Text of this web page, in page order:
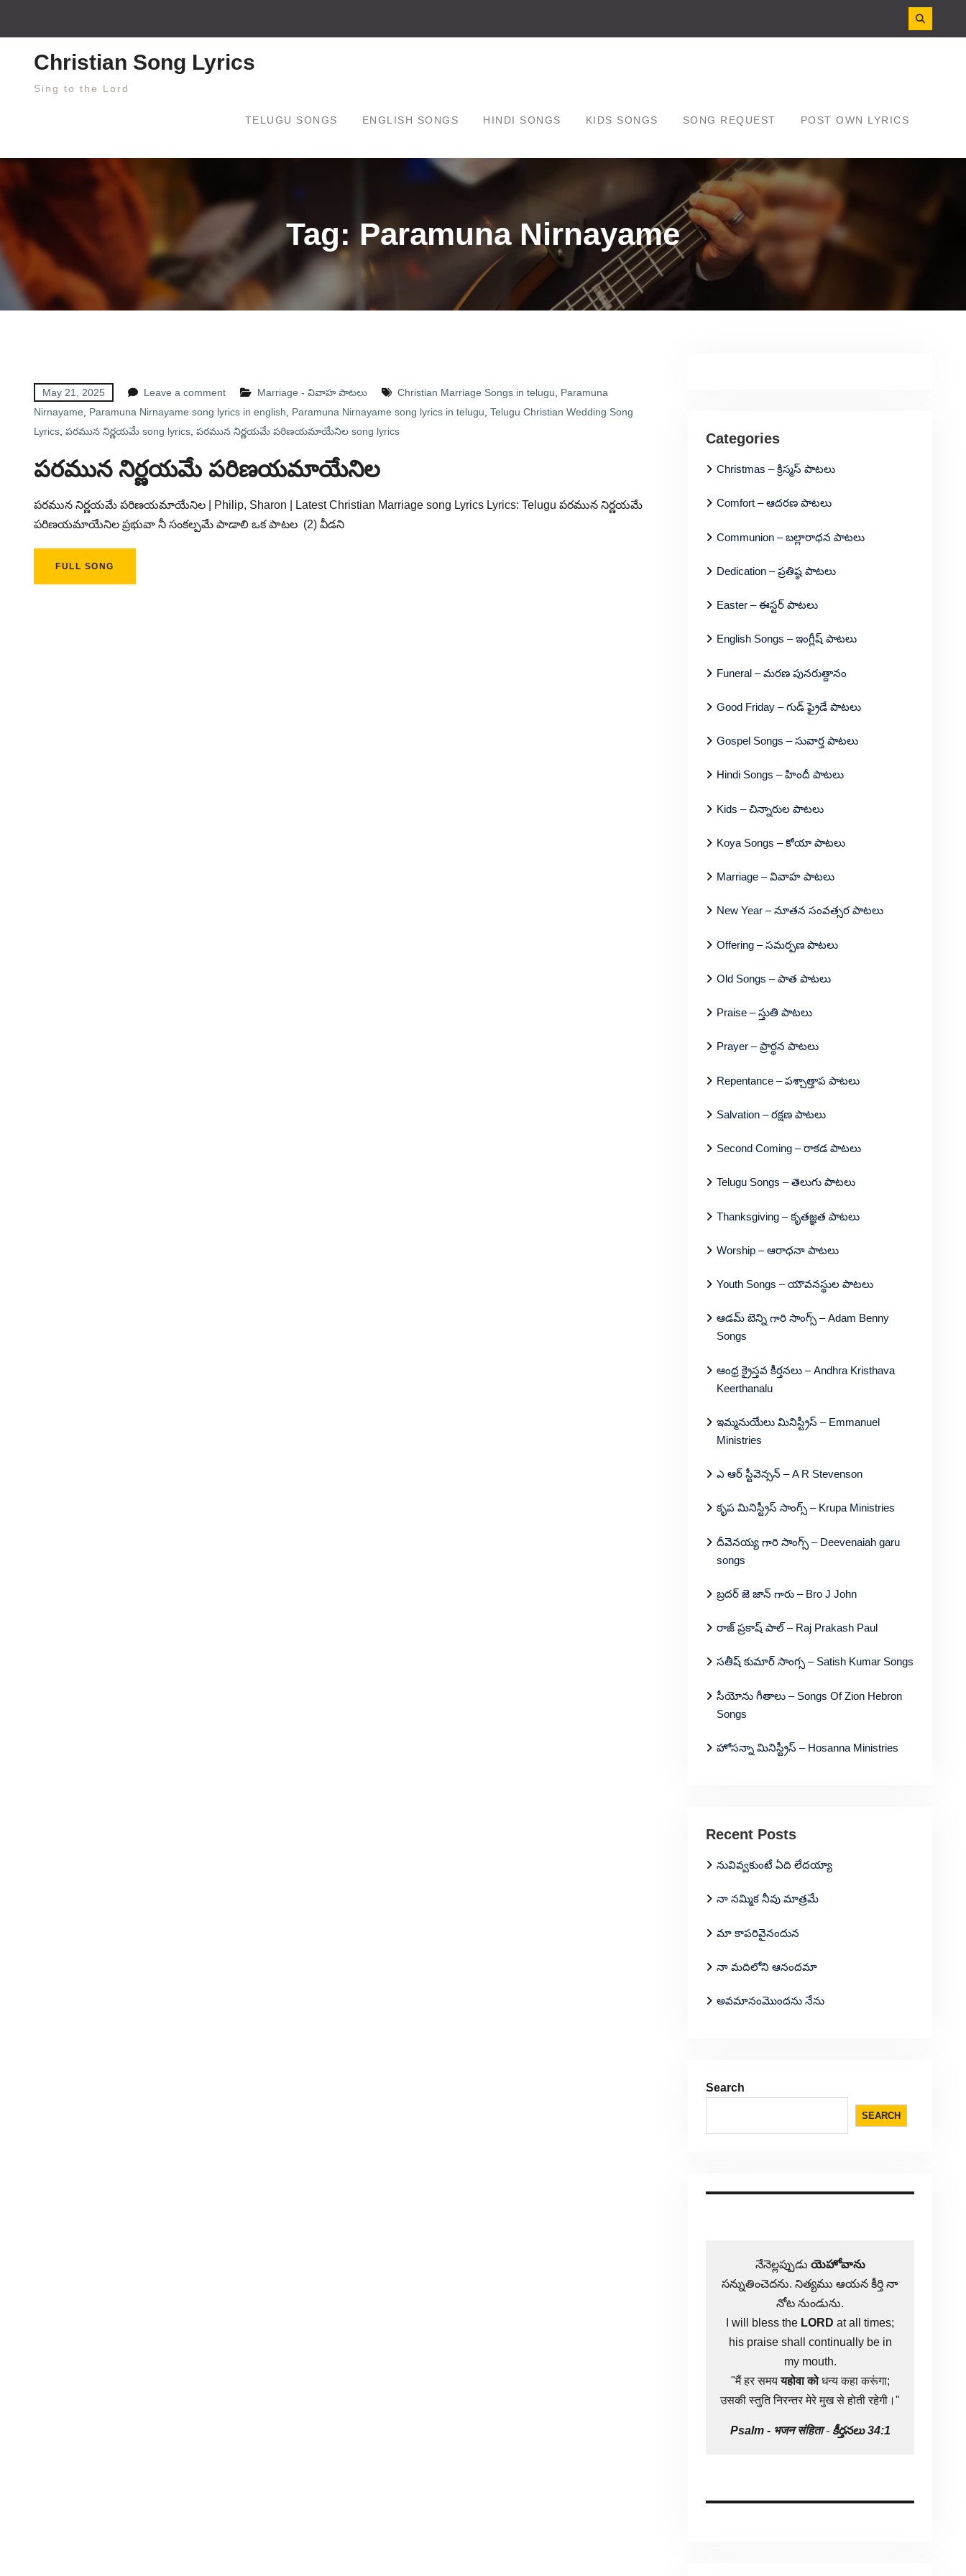
Christian Song Lyrics
Sing to the Lord
TELUGU SONGS ENGLISH SONGS HINDI SONGS KIDS SONGS SONG REQUEST POST OWN LYRICS
Tag: Paramuna Nirnayame
May 21, 2025 Leave a comment Marriage - వివాహ పాటలు Christian Marriage Songs in telugu
Paramuna
Nirnayame
Paramuna Nirnayame song lyrics in english Paramuna Nirnayame song lyrics in telugu Telugu Christian Wedding Song
Lyrics పరమున నిర్ణయమే song lyrics పరమున నిర్ణయమే పరిణయమాయేనిల song lyrics
పరమున నిర్ణయమే పరిణయమాయేనిల
పరమున నిర్ణయమే పరిణయమాయేనిల | Philip, Sharon | Latest Christian Marriage song Lyrics Lyrics: Telugu పరమున నిర్ణయమే
పరిణయమాయేనిల ప్రభువా నీ సంకల్పమే పాడాలి ఒక పాటల (2) వీడని
FULL SONG
Categories
Christmas – క్రిస్మస్ పాటలు
Comfort – ఆదరణ పాటలు
Communion – బల్లారాధన పాటలు
Dedication – ప్రతిష్ఠ పాటలు
Easter – ఈస్టర్ పాటలు
English Songs – ఇంగ్లీష్ పాటలు
Funeral – మరణ పునరుత్దానం
Good Friday – గుడ్ ఫ్రైడే పాటలు
Gospel Songs – సువార్త పాటలు
Hindi Songs – హిందీ పాటలు
Kids – చిన్నారుల పాటలు
Koya Songs – కోయా పాటలు
Marriage – వివాహ పాటలు
New Year – నూతన సంవత్సర పాటలు
Offering – సమర్పణ పాటలు
Old Songs – పాత పాటలు
Praise – స్తుతి పాటలు
Prayer – ప్రార్థన పాటలు
Repentance – పశ్చాత్తాప పాటలు
Salvation – రక్షణ పాటలు
Second Coming – రాకడ పాటలు
Telugu Songs – తెలుగు పాటలు
Thanksgiving – కృతజ్ఞత పాటలు
Worship – ఆరాధనా పాటలు
Youth Songs – యౌవనస్థుల పాటలు
ఆడమ్ బెన్ని గారి సాంగ్స్ – Adam Benny
Songs
ఆంధ్ర క్రైస్తవ కీర్తనలు – Andhra Kristhava
Keerthanalu
ఇమ్మనుయేలు మినిస్ట్రీస్ – Emmanuel
Ministries
ఎ ఆర్ స్టీవెన్సన్ – A R Stevenson
కృప మినిస్ట్రీస్ సాంగ్స్ – Krupa Ministries
దీవెనయ్య గారి సాంగ్స్ – Deevenaiah garu
songs
బ్రదర్ జె జాన్ గారు – Bro J John
రాజ్ ప్రకాష్ పాల్ – Raj Prakash Paul
సతీష్ కుమార్ సాంగ్స – Satish Kumar Songs
సీయోను గీతాలు – Songs Of Zion Hebron
Songs
హోసన్నా మినిస్ట్రీస్ – Hosanna Ministries
Recent Posts
నువివ్వకుంటే ఏది లేదయ్యా
నా నమ్మిక నీవు మాత్రమే
మా కాపరివైనందున
నా మదిలోని ఆనందమా
అవమానంమొందను నేను
Search
SEARCH
నేనెల్లప్పుడు యెహోవాను
సన్నుతించెదను. నిత్యము ఆయన కీర్తి నా
నోట నుండును.
I will bless the LORD at all times;
his praise shall continually be in
my mouth.
"मैं हर समययहोवा कोधन्य कहा करूंगा;
उसकी स्तुति निरन्तर मेरे मुख से होती रहेगी।"
Psalm - भजन संहिता- కీర్తనలు 34:1